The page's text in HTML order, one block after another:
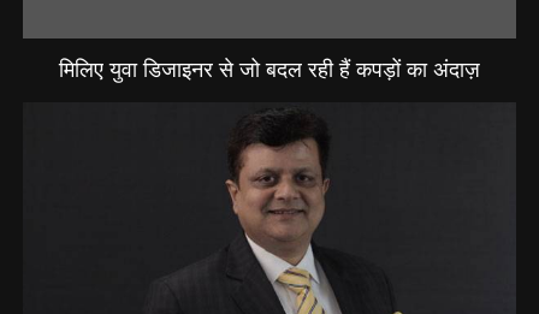
मिलिए युवा डिजाइनर से जो बदल रही हैं कपड़ों का अंदाज़